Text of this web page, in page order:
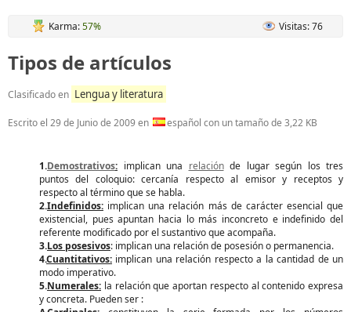
Karma:57% Visitas: 76
Tipos de artículos
Clasificado en Lengua y literatura
Escrito el 29 de Junio de 2009en español con un tamaño de 3,22 KB
1.Demostrativos: implican una relaciónde lugar según los tres
puntos del coloquio: cercanía respecto al emisor y receptos y
respecto al término que se habla.
2.Indefinidos: implican una relación más de carácter esencial que
existencial, pues apuntan hacia lo más inconcreto e indefinido del
referente modificado por el sustantivo que acompaña.
3.Los posesivos: implican una relación de posesión o permanencia.
4.Cuantitativos: implican una relación respecto a la cantidad de un
modo imperativo.
5.Numerales: la relación que aportan respecto al contenido expresa
y concreta. Pueden ser :